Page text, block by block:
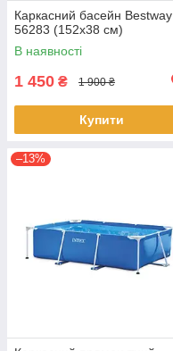
Каркасний басейн Bestway
56283 (152х38 см)
В наявності
1 450 ₴ 1 900 ₴
Купити
–13%